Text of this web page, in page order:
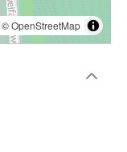
©OpenStreetMap